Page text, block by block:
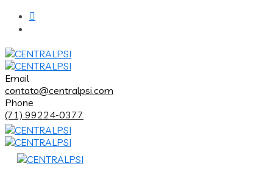
Email
contato@centralpsi.com
Phone
(71) 99224-0377